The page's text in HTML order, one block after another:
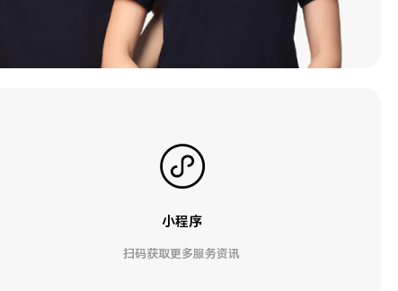
小程序
扫码获取更多服务资讯